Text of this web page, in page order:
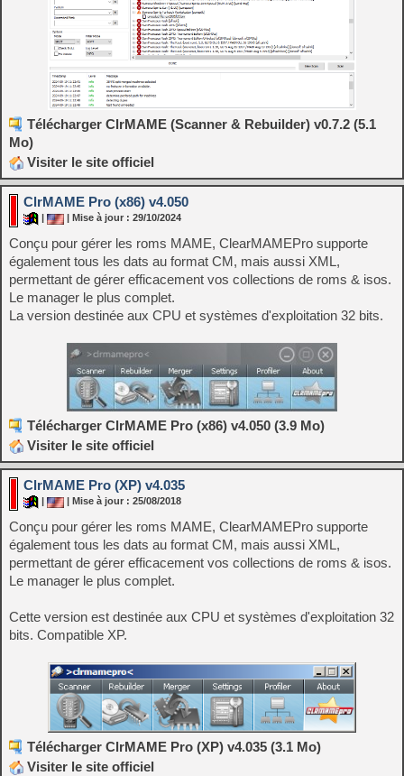
Télécharger ClrMAME (Scanner & Rebuilder) v0.7.2 (5.1
Mo)
Visiter le site officiel
ClrMAME Pro (x86) v4.050
| Mise à jour : 29/10/2024
Conçu pour gérer les roms MAME, ClearMAMEPro supporte
également tous les dats au format CM, mais aussi XML,
permettant de gérer efficacement vos collections de roms & isos.
Le manager le plus complet.
La version destinée aux CPU et systèmes d'exploitation 32 bits.
Télécharger ClrMAME Pro (x86) v4.050 (3.9 Mo)
Visiter le site officiel
ClrMAME Pro (XP) v4.035
| Mise à jour : 25/08/2018
Conçu pour gérer les roms MAME, ClearMAMEPro supporte
également tous les dats au format CM, mais aussi XML,
permettant de gérer efficacement vos collections de roms & isos.
Le manager le plus complet.
Cette version est destinée aux CPU et systèmes d'exploitation 32
bits. Compatible XP.
Télécharger ClrMAME Pro (XP) v4.035 (3.1 Mo)
Visiter le site officiel